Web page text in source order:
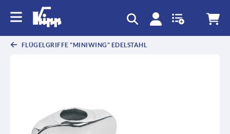
FLÜGELGRIFFE "MINIWING" EDELSTAHL